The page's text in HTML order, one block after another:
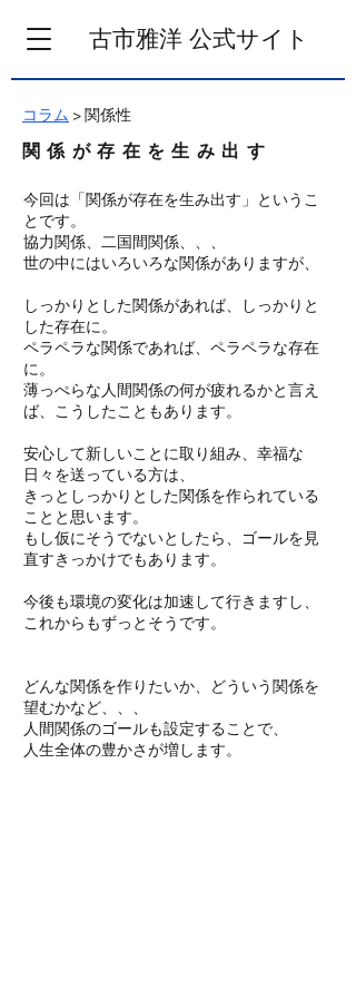
​古市雅洋 公式サイト
コラム > 関係性
関係が存在を生み出す
今回は「関係が存在を生み出す」というこ
とです。
​協力関係、二国間関係、、、
世の中にはいろいろな関係がありますが、
しっかりとした関係があれば、しっかりと
した存在に。
ペラペラな関係であれば、ペラペラな存在
に。
薄っぺらな人間関係の何が疲れるかと言え
ば、こうしたこともあります。
安心して新しいことに取り組み、幸福な
日々を送っている方は、
きっとしっかりとした関係を作られている
ことと思います。
もし仮にそうでないとしたら、ゴールを見
直すきっかけでもあります。
今後も環境の変化は加速して行きますし、
これからもずっとそうです。
​どんな関係を作りたいか、どういう関係を
望むかなど、、、
人間関係のゴールも設定することで、
人生全体の​豊かさが増します。